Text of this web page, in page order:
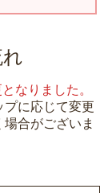
なりました。
プに応じて変更
合がございま